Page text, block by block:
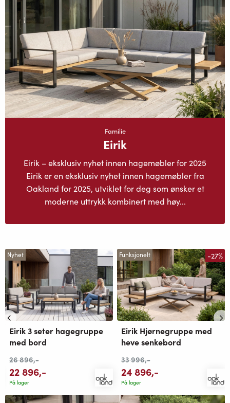
Familie
Eirik
Eirik – eksklusiv nyhet innen hagemøbler for 2025
Eirik er en eksklusiv nyhet innen hagemøbler fra
Oakland for 2025, utviklet for deg som ønsker et
moderne uttrykk kombinert med høy...
Nyhet
Eirik 3 seter hagegruppe
med bord
26 896,-
22 896,-
På lager
Funksjonelt -27%
Eirik Hjørnegruppe med
heve senkebord
33 996,-
24 896,-
På lager